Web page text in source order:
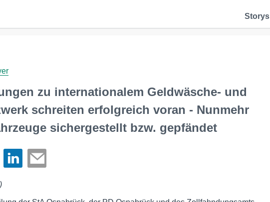
Storys
zu internationalem Geldwäsche- und
schreiten erfolgreich voran - Nunmehr
sichergestellt bzw. gepfändet